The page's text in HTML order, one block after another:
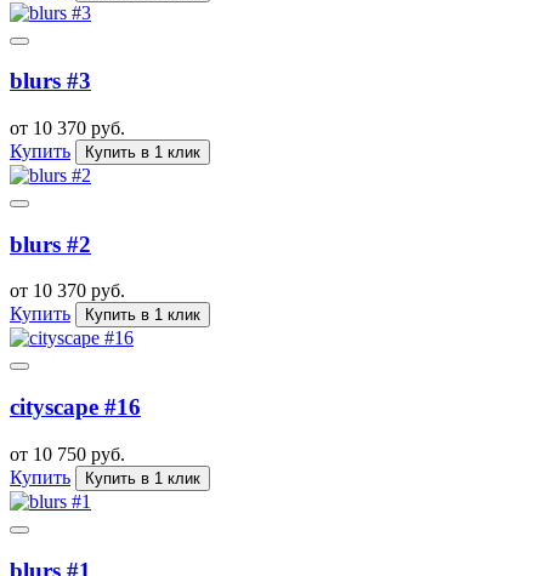
blurs #3
от 10 370 руб.
Купить
Купить в 1 клик
blurs #2
от 10 370 руб.
Купить
Купить в 1 клик
cityscape #16
от 10 750 руб.
Купить
Купить в 1 клик
blurs #1